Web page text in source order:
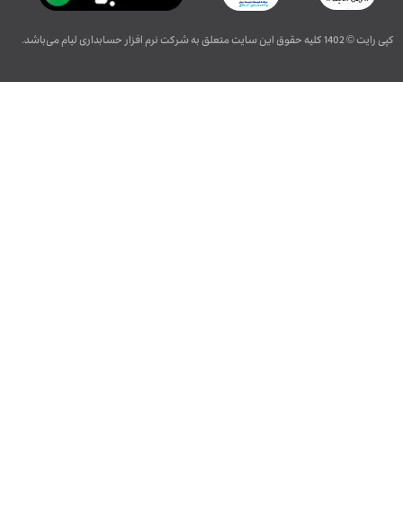
کپی رایت © 1402 کلیه حقوق این سایت متعلق به شرکت نرم افزار حسابداری لیام می‌باشد.